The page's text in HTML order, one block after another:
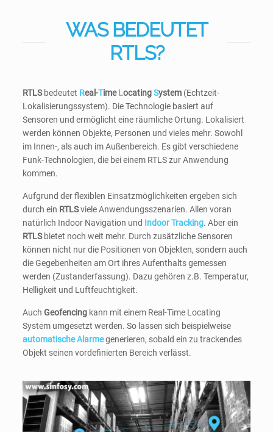
WAS BEDEUTET
RTLS?
RTLSbedeutet Real-TimeLocatingSystem (Echtzeit-
Lokalisierungssystem). Die Technologie basiert auf
Sensoren und ermöglicht eine räumliche Ortung. Lokalisiert
werden können Objekte, Personen und vieles mehr. Sowohl
im Innen-, als auch im Außenbereich. Es gibt verschiedene
Funk-Technologien, die bei einem RTLS zur Anwendung
kommen.
Aufgrund der flexiblen Einsatzmöglichkeiten ergeben sich
durch ein RTLSviele Anwendungsszenarien. Allen voran
natürlich Indoor Navigation und Indoor Tracking. Aber ein
RTLSbietet noch weit mehr. Durch zusätzliche Sensoren
können nicht nur die Positionen von Objekten, sondern auch
die Gegebenheiten am Ort ihres Aufenthalts gemessen
werden (Zustanderfassung). Dazu gehören z.B. Temperatur,
Helligkeit und Luftfeuchtigkeit.
AuchGeofencing kann mit einem Real-Time Locating
System umgesetzt werden. So lassen sich beispielweise
automatische Alarmegenerieren, sobald ein zu trackendes
Objekt seinen vordefinierten Bereich verlässt.